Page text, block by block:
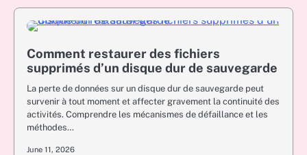
Comment restaurer des fichiers
supprimés d’un disque dur de sauvegarde
La perte de données sur un disque dur de sauvegarde peut
survenir à tout moment et affecter gravement la continuité des
activités. Comprendre les mécanismes de défaillance et les
méthodes…
June 11, 2026